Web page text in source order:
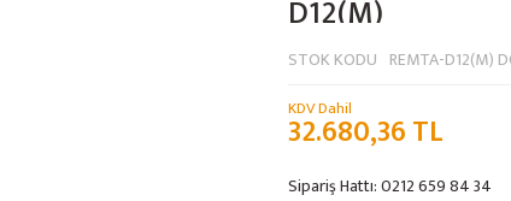
D12(M)
STOK KODU REMTA-D12(M)
KDV Dahil
32.680,36 TL
Sipariş Hattı:0212 659 84 34